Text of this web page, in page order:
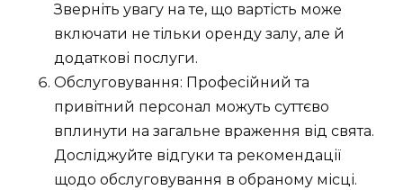
Зверніть увагу на те, що вартість може
включати не тільки оренду залу, але й
додаткові послуги.
Обслуговування: Професійний та
привітний персонал можуть суттєво
вплинути на загальне враження від свята.
Досліджуйте відгуки та рекомендації
щодо обслуговування в обраному місці.